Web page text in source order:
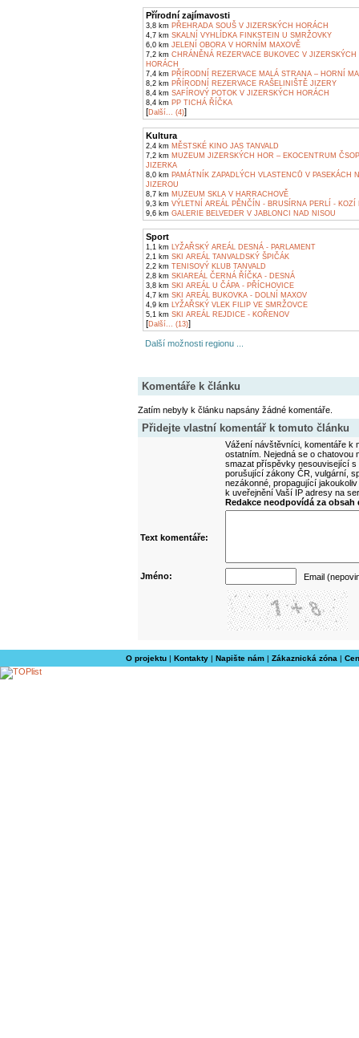
Přírodní zajímavosti
3,8 km PŘEHRADA SOUŠ V JIZERSKÝCH HORÁCH
4,7 km SKALNÍ VYHLÍDKA FINKSTEIN U SMRŽOVKY
6,0 km JELENÍ OBORA V HORNÍM MAXOVĚ
7,2 km CHRÁNĚNÁ REZERVACE BUKOVEC V JIZERSKÝCH
HORÁCH
7,4 km PŘÍRODNÍ REZERVACE MALÁ STRANA – HORNÍ
8,2 km PŘÍRODNÍ REZERVACE RAŠELINIŠTĚ JIZERY
8,4 km SAFÍROVÝ POTOK V JIZERSKÝCH HORÁCH
8,4 km PP TICHÁ ŘÍČKA
[Další... (4)]
Kultura
2,4 km MĚSTSKÉ KINO JAS TANVALD
7,2 km MUZEUM JIZERSKÝCH HOR – EKOCENTRUM ČSOP
JIZERKA
8,0 km PAMÁTNÍK ZAPADLÝCH VLASTENCŮ V PASEKÁCH
JIZEROU
8,7 km MUZEUM SKLA V HARRACHOVĚ
9,3 km VÝLETNÍ AREÁL PĚNČÍN - BRUSÍRNA PERLÍ - KOZÍ
9,6 km GALERIE BELVEDER V JABLONCI NAD NISOU
Sport
1,1 km LYŽAŘSKÝ AREÁL DESNÁ - PARLAMENT
2,1 km SKI AREÁL TANVALDSKÝ ŠPIČÁK
2,2 km TENISOVÝ KLUB TANVALD
2,8 km SKIAREÁL ČERNÁ ŘÍČKA - DESNÁ
3,8 km SKI AREÁL U ČÁPA - PŘÍCHOVICE
4,7 km SKI AREÁL BUKOVKA - DOLNÍ MAXOV
4,9 km LYŽAŘSKÝ VLEK FILIP VE SMRŽOVCE
5,1 km SKI AREÁL REJDICE - KOŘENOV
[Další... (13)]
Další možnosti regionu ...
Komentáře k článku
Zatím nebyly k článku napsány žádné komentáře.
Přidejte vlastní komentář k tomuto článku
Vážení návštěvníci, komentáře k
ostatním. Nejedná se o
smazat příspěvky nesouvisející
porušující zákony ČR, vulgární,
nezákonné, propagující
k uveřejnění Vaší IP adresy na
Redakce neodpovídá za
Text komentáře:
Jméno: Email
O projektu| Kontakty| Napište nám| Zákaznická zóna |